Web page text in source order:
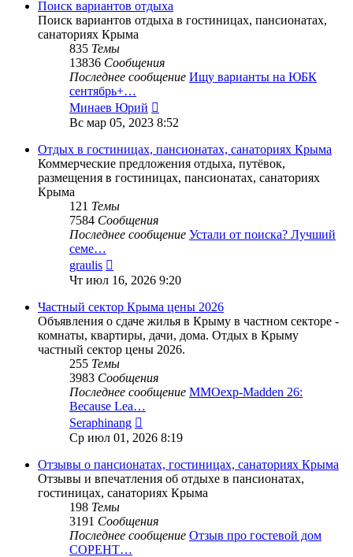
Поиск вариантов отдыха
Поиск вариантов отдыха в гостиницах, пансионатах,
санаториях Крыма
835 Темы
13836 Сообщения
Последнее сообщение Ищу варианты на ЮБК
сентябрь+…
Минаев Юрий
к
сообщению
Вс мар 05, 2023 8:52
Отдых в гостиницах, пансионатах, санаториях Крыма
Коммерческие предложения отдыха, путёвок,
размещения в гостиницах, пансионатах, санаториях
Крыма
121 Темы
7584 Сообщения
Последнее сообщение Устали от поиска? Лучший
семе…
graulis
к
последнему
сообщению
Чт июл 16, 2026 9:20
Частный сектор Крыма цены 2026
Объявления о сдаче жилья в Крыму в частном секторе -
комнаты, квартиры, дачи, дома. Отдых в Крыму
частный сектор цены 2026.
255 Темы
3983 Сообщения
Последнее сообщение MMOexp-Madden 26:
Because Lea…
Seraphinang
к
сообщению
Ср июл 01, 2026 8:19
Отзывы о пансионатах, гостиницах, санаториях Крыма
Отзывы и впечатления об отдыхе в пансионатах,
гостиницах, санаториях Крыма
198 Темы
3191 Сообщения
Последнее сообщение Отзыв про гостевой дом
СОРЕНТ…